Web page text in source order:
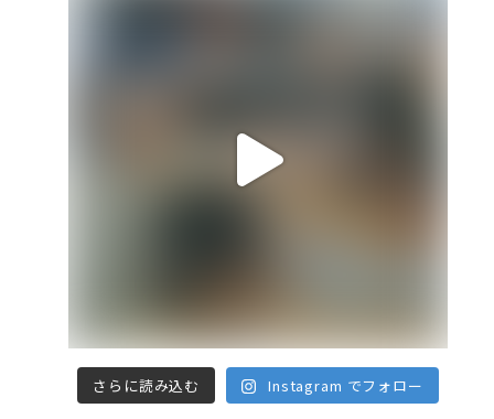
さらに読み込む Instagram でフォロー